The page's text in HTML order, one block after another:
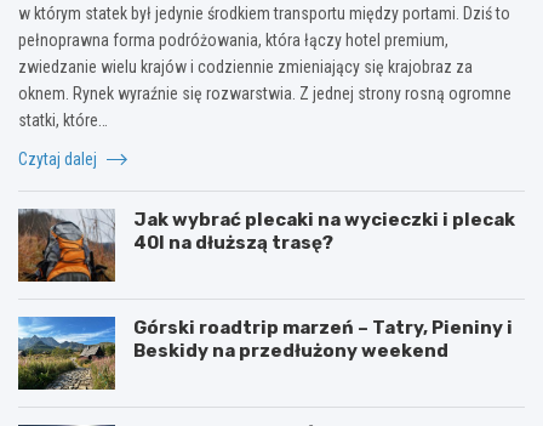
w którym statek był jedynie środkiem transportu między portami. Dziś to
pełnoprawna forma podróżowania, która łączy hotel premium,
zwiedzanie wielu krajów i codziennie zmieniający się krajobraz za
oknem. Rynek wyraźnie się rozwarstwia. Z jednej strony rosną ogromne
statki, które…
Czytaj dalej
Jak wybrać plecaki na wycieczki i plecak
40l na dłuższą trasę?
Górski roadtrip marzeń – Tatry, Pieniny i
Beskidy na przedłużony weekend